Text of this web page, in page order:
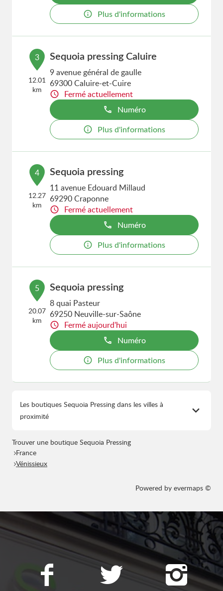
Plus d'informations
3
12.01
km
Sequoia pressing Caluire
9 avenue général de gaulle
69300 Caluire-et-Cuire
Fermé actuellement
Numéro
Plus d'informations
4
12.27
km
Sequoia pressing
11 avenue Edouard Millaud
69290 Craponne
Fermé actuellement
Numéro
Plus d'informations
5
20.07
km
Sequoia pressing
8 quai Pasteur
69250 Neuville-sur-Saône
Fermé aujourd'hui
Numéro
Plus d'informations
Les boutiques Sequoia Pressing dans les villes à
proximité
Trouver une boutique Sequoia Pressing
France
Vénissieux
Powered by evermaps ©